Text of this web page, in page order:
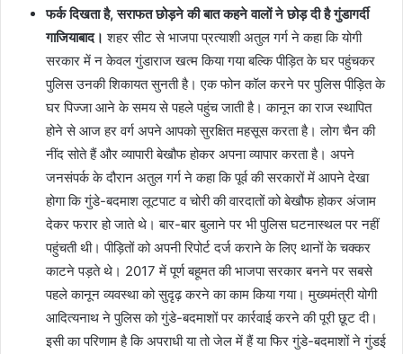
फर्क दिखता है, सराफत छोड़ने की बात कहने वालों ने छोड़ दी है गुंडागर्दी
गाजियाबाद। शहर सीट से भाजपा प्रत्याशी अतुल गर्ग ने कहा कि योगी
सरकार में न केवल गुंडाराज खत्म किया गया बल्कि पीड़ित के घर पहुंचकर
पुलिस उनकी शिकायत सुनती है। एक फोन कॉल करने पर पुलिस पीड़ित के
घर पिज्जा आने के समय से पहले पहुंच जाती है। कानून का राज स्थापित
होने से आज हर वर्ग अपने आपको सुरक्षित महसूस करता है। लोग चैन की
नींद सोते हैं और व्यापारी बेखौफ होकर अपना व्यापार करता है। अपने
जनसंपर्क के दौरान अतुल गर्ग ने कहा कि पूर्व की सरकारों में आपने देखा
होगा कि गुंडे-बदमाश लूटपाट व चोरी की वारदातों को बेखौफ होकर अंजाम
देकर फरार हो जाते थे। बार-बार बुलाने पर भी पुलिस घटनास्थल पर नहीं
पहुंचती थी। पीड़ितों को अपनी रिपोर्ट दर्ज कराने के लिए थानों के चक्कर
काटने पड़ते थे। 2017 में पूर्ण बहूमत की भाजपा सरकार बनने पर सबसे
पहले कानून व्यवस्था को सुदृढ़ करने का काम किया गया। मुख्यमंत्री योगी
आदित्यनाथ ने पुलिस को गुंडे-बदमाशों पर कार्रवाई करने की पूरी छूट दी।
इसी का परिणाम है कि अपराधी या तो जेल में हैं या फिर गुंडे-बदमाशों ने गुंडई